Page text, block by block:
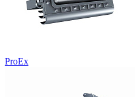
ProEx